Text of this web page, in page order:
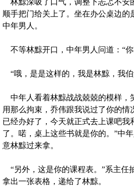
林黥深吸了口气，调整下忐忑不安
顺手把门给关上了。坐在办公桌边的
中年男人。
不等林黥开口，中年男人问道：“
“哦，是是这样的，我是林黥，我
中年人看着林黥战战兢兢的模样，
用那么拘束，乔伟跟我说过了你的情
已经办好了，今天就正式去上课吧我
了。喏，桌上这些书就是你的。”中
意林黥过来拿。
“另外，这是你的课程表。”系主任
拿出一张表格，递给了林黥。